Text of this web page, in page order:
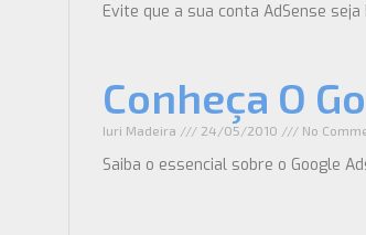
Evite que a sua conta AdSense
Conheça O
Iuri Madeira 24/05/2010 No
Saiba o essencial sobre o Google